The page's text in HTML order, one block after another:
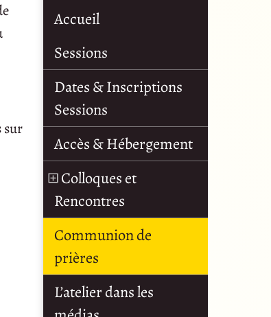
sur
Accueil
Sessions
Dates & Inscriptions
Sessions
Accès & Hébergement
Colloques et
Rencontres
Communion de
prières
L’atelier dans les